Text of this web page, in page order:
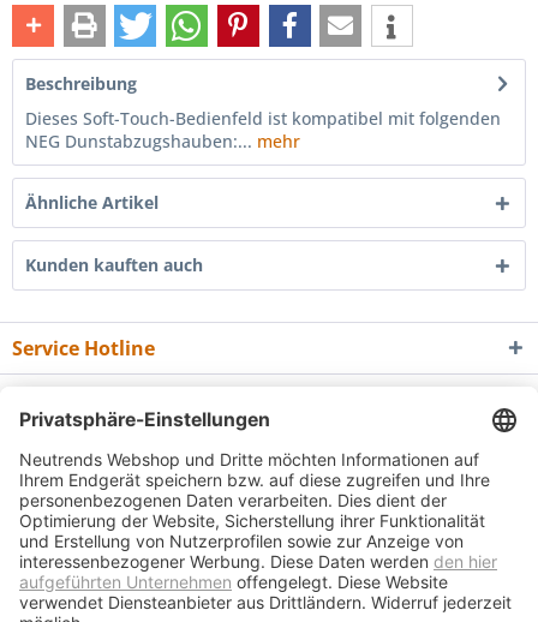
Beschreibung
Dieses Soft-Touch-Bedienfeld ist kompatibel mit folgenden
NEG Dunstabzugshauben:... mehr
Ähnliche Artikel
Kunden kauften auch
Service Hotline
Informationen
Newsletter
* Alle Preise inkl. gesetzl. Mehrwertsteuer zzgl.Versandkostenund ggf.
Nachnahmegebühren, wenn nicht anders beschrieben